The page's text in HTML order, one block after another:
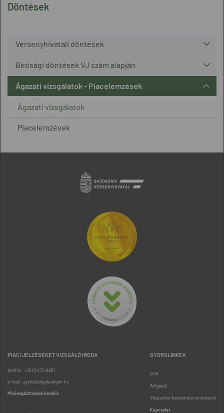
Döntések
Versenyhivatali döntések
Bírósági döntések VJ szám alapján
Ágazati vizsgálatok - Piacelemzések
Ágazati vizsgálatok
Piacelemzések
PIACI JELZÉSEKET VIZSGÁLÓ IRODA
telefon: +36 (1) 472-8851
e-mail: ugyfelszolgalat@gvh.hu
Minőségbiztosítási kérdőív
GYORSLINKEK
GVH
Árfigyelő
Visszaélés-bejelentési rendszerek
Kapcsolat